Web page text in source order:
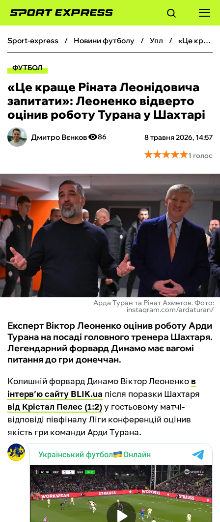
ФУТБОЛ
БОКС
ХОКЕЙ
КІБЕРСПОРТ
ЧС-2026
ФУТЗАЛ
ІНШІ
БУКМЕКЕРИ
sport-express новини футболу упл «Це краще Ріната Леонідовича запитати»: Леоненко відверто оцінив роботу Турана у Шахтарі
ФУТБОЛ
«Це краще Ріната Леонідовича
запитати»: Леоненко відверто
оцінив роботу Турана у Шахтарі
Дмитро Вєнков 8 травня 2026, 14:57
86
★★★★★
★★★★★1 голос
Арда Туран та Рінат Ахметов. Фото:
instagram.com/ardaturan/
Експерт Віктор Леоненко оцінив роботу Арди
Турана на посаді головного тренера Шахтаря.
Легендарний форвард Динамо має вагомі
питання до гри донеччан.
Колишній форвард Динамо Віктор Леоненко в
інтерв’ю сайту BLIK.ua після поразки Шахтаря
від Крістал Пелес (1:2)у гостьовому матчі-
відповіді півфіналу Ліги конференцій оцінив
якість гри команди Арди Турана.